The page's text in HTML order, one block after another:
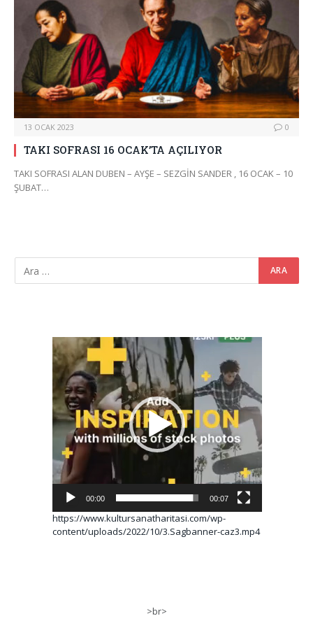
13 OCAK 2023 0
TAKI SOFRASI 16 OCAK’TA AÇILIYOR
TAKI SOFRASI ALAN DUBEN – AYŞE – SEZGİN SANDER , 16 OCAK – 10
ŞUBAT…
Video
oynatıcı
00:00 00:07
https://www.kultursanatharitasi.com/wp-
content/uploads/2022/10/3.Sagbanner-caz3.mp4
>br>